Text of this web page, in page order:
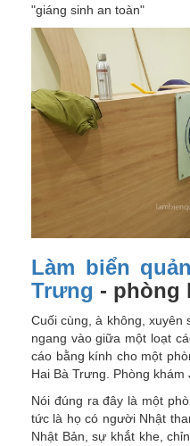
"giáng sinh an toàn"
Làm biển
Trưng - phòng
Cuối cùng, à không, xuyên
ngang vào giữa một loạt
cáo bằng kính cho một
Hai Bà Trưng. Phòng khám
Nói đúng ra đây là một
tức là họ có người Nhật
Nhật Bản, sự khắt khe,